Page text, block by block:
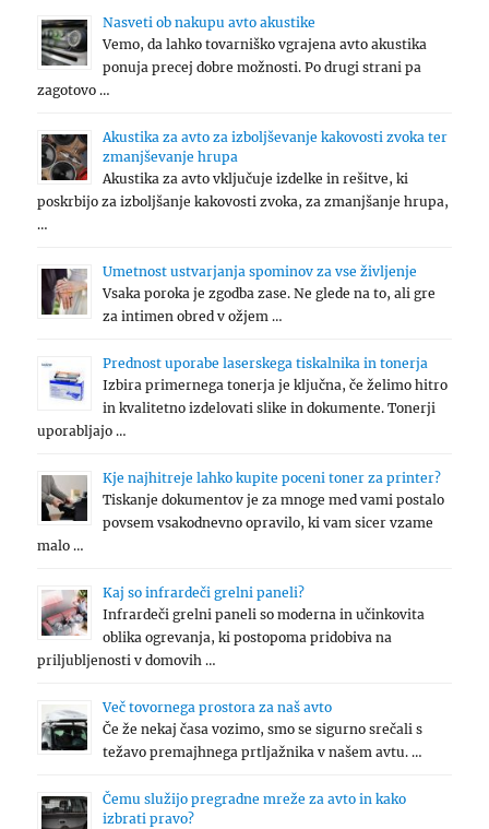
Nasveti ob nakupu avto akustike
Vemo, da lahko tovarniško vgrajena avto akustika
ponuja precej dobre možnosti. Po drugi strani pa
zagotovo …
Akustika za avto za izboljševanje kakovosti zvoka ter
zmanjševanje hrupa
Akustika za avto vključuje izdelke in rešitve, ki
poskrbijo za izboljšanje kakovosti zvoka, za zmanjšanje hrupa,
…
Umetnost ustvarjanja spominov za vse življenje
Vsaka poroka je zgodba zase. Ne glede na to, ali gre
za intimen obred v ožjem …
Prednost uporabe laserskega tiskalnika in tonerja
Izbira primernega tonerja je ključna, če želimo hitro
in kvalitetno izdelovati slike in dokumente. Tonerji
uporabljajo …
Kje najhitreje lahko kupite poceni toner za printer?
Tiskanje dokumentov je za mnoge med vami postalo
povsem vsakodnevno opravilo, ki vam sicer vzame
malo …
Kaj so infrardeči grelni paneli?
Infrardeči grelni paneli so moderna in učinkovita
oblika ogrevanja, ki postopoma pridobiva na
priljubljenosti v domovih …
Več tovornega prostora za naš avto
Če že nekaj časa vozimo, smo se sigurno srečali s
težavo premajhnega prtljažnika v našem avtu. …
Čemu služijo pregradne mreže za avto in kako
izbrati pravo?